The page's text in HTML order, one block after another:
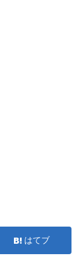
はてブ